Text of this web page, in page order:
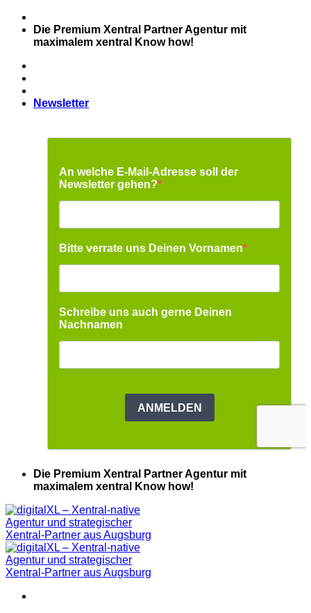
Zum
Inhalt
springen
Die Premium Xentral Partner Agentur mit
maximalem xentral Know how!
Newsletter
Die Premium Xentral Partner Agentur mit
maximalem xentral Know how!